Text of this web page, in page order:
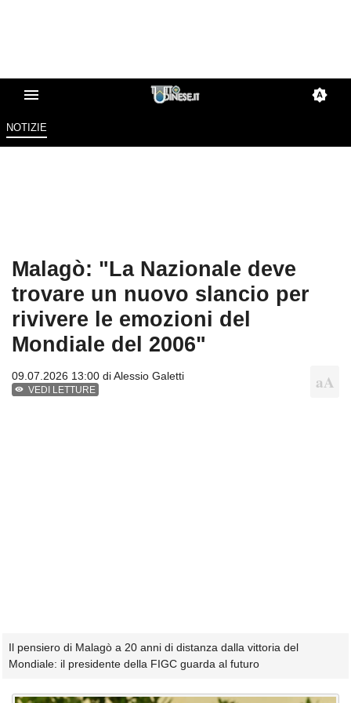
NOTIZIE
Malagò: "La Nazionale deve
trovare un nuovo slancio per
rivivere le emozioni del
Mondiale del 2006"
09.07.2026 13:00 diAlessio Galetti
VEDI LETTURE
Il pensiero di Malagò a 20 anni di distanza dalla vittoria del
Mondiale: il presidente della FIGC guarda al futuro